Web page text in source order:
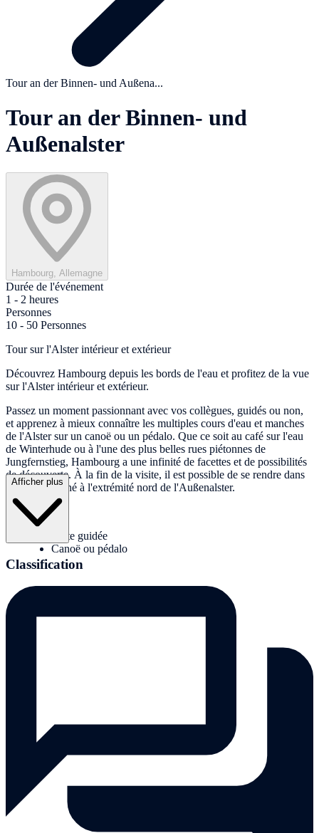
Tour an der Binnen- und Außena...
Tour an der Binnen- und
Außenalster
Hambourg, Allemagne
Durée de l'événement
1 - 2 heures
Personnes
10 - 50 Personnes
Tour sur l'Alster intérieur et extérieur
Découvrez Hambourg depuis les bords de l'eau et profitez de la vue
sur l'Alster intérieur et extérieur.
Passez un moment passionnant avec vos collègues, guidés ou non,
et apprenez à mieux connaître les multiples cours d'eau et manches
de l'Alster sur un canoë ou un pédalo. Que ce soit au café sur l'eau
de Winterhude ou à l'une des plus belles rues piétonnes de
Jungfernstieg, Hambourg a une infinité de facettes et de possibilités
de découverte. À la fin de la visite, il est possible de se rendre dans
un café branché à l'extrémité nord de l'Außenalster.
Prestations :
visite guidée
Canoë ou pédalo
Afficher plus
Classification